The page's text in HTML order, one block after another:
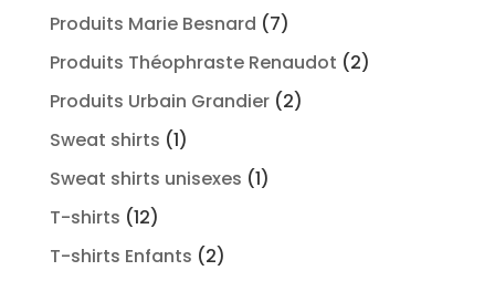
Produits Marie Besnard (7)
Produits Théophraste Renaudot (2)
Produits Urbain Grandier (2)
Sweat shirts (1)
Sweat shirts unisexes (1)
T-shirts (12)
T-shirts Enfants (2)